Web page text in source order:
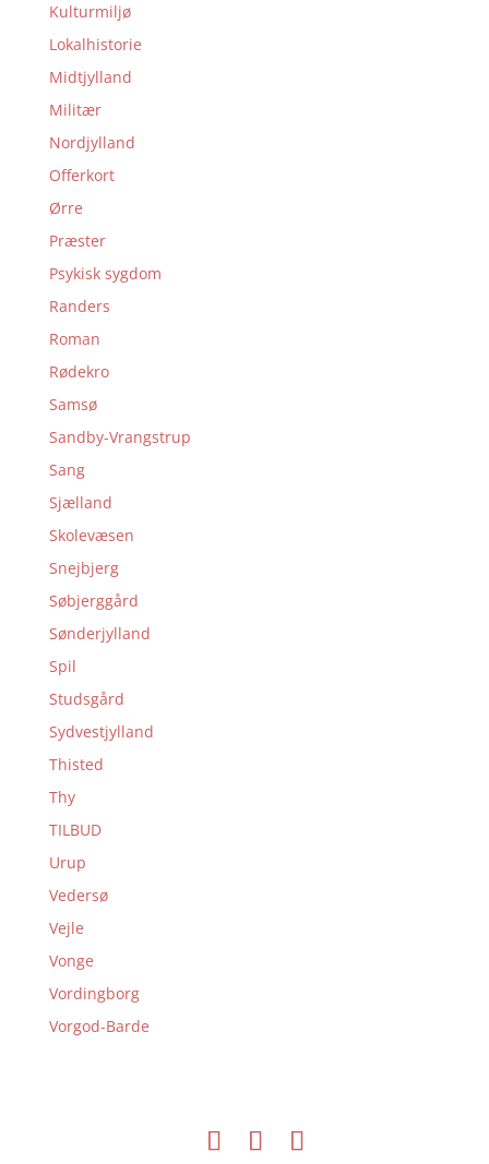
Kulturmiljø
Lokalhistorie
Midtjylland
Militær
Nordjylland
Offerkort
Ørre
Præster
Psykisk sygdom
Randers
Roman
Rødekro
Samsø
Sandby-Vrangstrup
Sang
Sjælland
Skolevæsen
Snejbjerg
Søbjerggård
Sønderjylland
Spil
Studsgård
Sydvestjylland
Thisted
Thy
TILBUD
Urup
Vedersø
Vejle
Vonge
Vordingborg
Vorgod-Barde